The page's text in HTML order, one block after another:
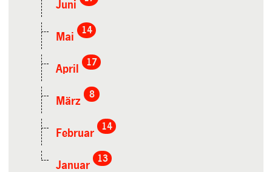
Juni
Mai
14
April
17
März
8
Februar
14
Januar
13